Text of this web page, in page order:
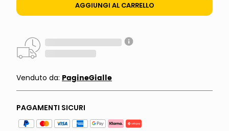
AGGIUNGI AL CARRELLO
Venduto da: PagineGialle
PAGAMENTI SICURI